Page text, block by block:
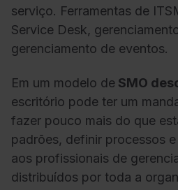
serviço. Ferramentas de
Service Desk,
gerenciamento de eventos.
Em um modelo de SMO
escritório pode ter um
fazer pouco mais do que
padrões, definir processos
aos profissionais de
distribuídos por toda a